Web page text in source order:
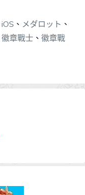
iOS 、 メダロット 、
徽章戰士 、 徽章戰